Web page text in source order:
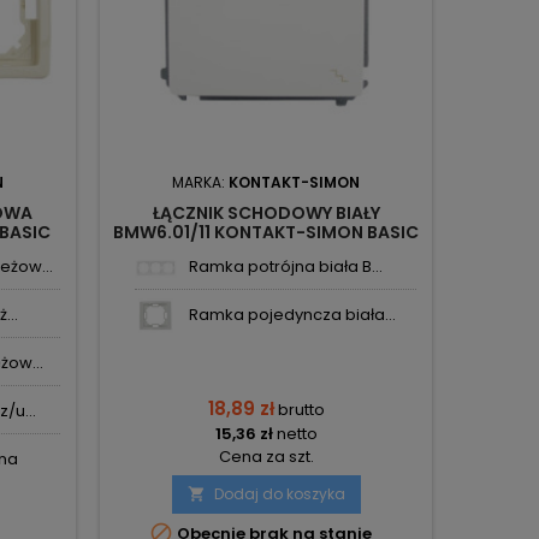
u...
MARKA: KONTAKT-SIMON
ŁĄCZNIK SCHODOWY BIAŁY
BMW6.01/11 KONTAKT-SIMON BASIC
Ramka potrójna biała B...
Ramka pojedyncza biała...
18,89 złbrutto
15,36 złnetto
Cena za szt.
 Dodaj do koszyka
 Obecnie brak na stanie